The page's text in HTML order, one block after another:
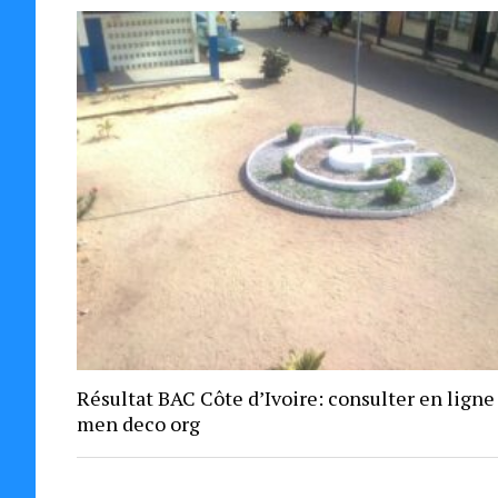
Résultat BAC Côte d’Ivoire: consulter en
men deco org